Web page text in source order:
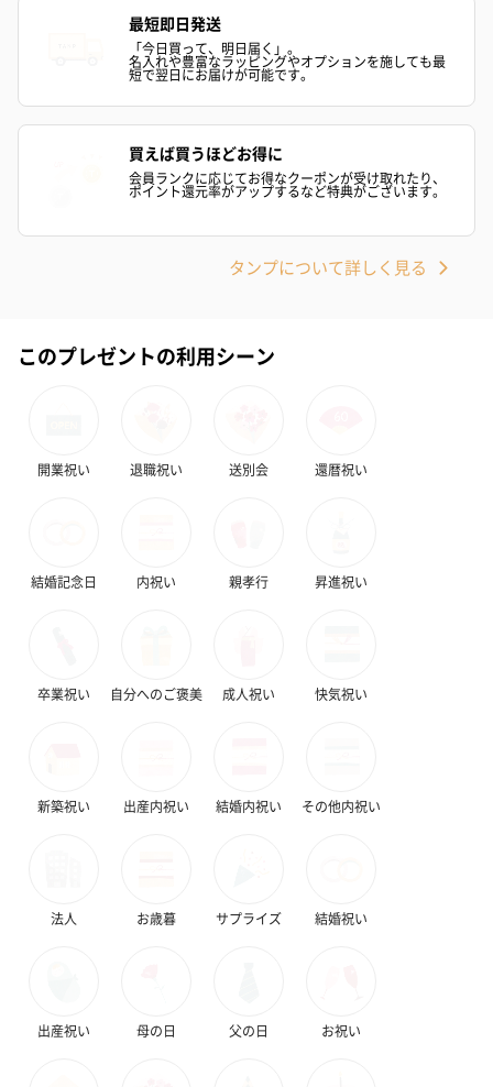
最短即日発送
「今日買って、明日届く」。
名入れや豊富なラッピングやオプションを施しても最
短で翌日にお届けが可能です。
買えば買うほどお得に
会員ランクに応じてお得なクーポンが受け取れたり、
ポイント還元率がアップするなど特典がございます。
タンプについて詳しく見る
このプレゼントの利用シーン
開業祝い 退職祝い 送別会 還暦祝い
結婚記念日 内祝い 親孝行 昇進祝い
卒業祝い 自分へのご褒美 成人祝い 快気祝い
新築祝い 出産内祝い 結婚内祝い その他内祝い
法人 お歳暮 サプライズ 結婚祝い
出産祝い 母の日 父の日 お祝い